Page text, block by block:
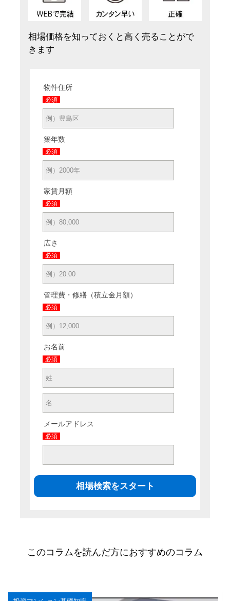
相場価格を知っておくと高く売ることがで
きます
物件住所
必須
築年数
必須
家賃月額
必須
広さ
必須
管理費・修繕（積立金月額）
必須
お名前
必須
メールアドレス
必須
このコラムを読んだ方におすすめのコラム